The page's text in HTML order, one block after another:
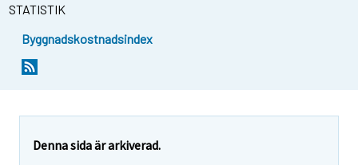
STATISTIK
Byggnadskostnadsindex
Denna sida är arkiverad.